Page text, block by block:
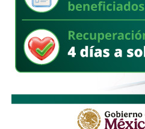
restricciones importantes de
Galindo adelantó que este
detalle el panorama de cada
tiempos que todavía tienen
Enrique Galindo
2.0